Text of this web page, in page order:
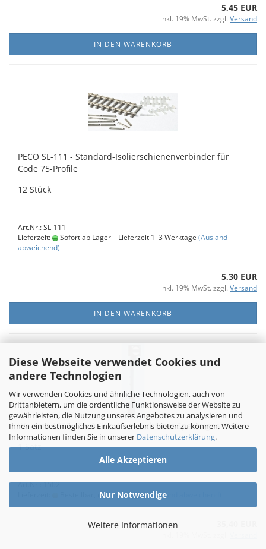
Diese Webseite verwendet Cookies und
andere Technologien
Wir verwenden Cookies und ähnliche Technologien, auch von
Drittanbietern, um die ordentliche Funktionsweise der Website zu
gewährleisten, die Nutzung unseres Angebotes zu analysieren und
Ihnen ein bestmögliches Einkaufserlebnis bieten zu können. Weitere
Informationen finden Sie in unserer Datenschutzerklärung.
Alle Akzeptieren
Nur Notwendige
Weitere Informationen
5,45 EUR
inkl. 19% MwSt. zzgl. Versand
IN DEN WARENKORB
PECO SL-111 - Standard-Isolierschienenverbinder für
Code 75-Profile
12 Stück
Art.Nr.: SL-111
Lieferzeit:
Sofort ab Lager – Lieferzeit 1–3 Werktage (Ausland
abweichend)
5,30 EUR
inkl. 19% MwSt. zzgl. Versand
IN DEN WARENKORB
Weinert 1502 - Sh 0 / Sh 1 beleuchtetes Sperrsignal (H0)
1 Satz
Art.Nr.: 1502
Bestellbar, nicht am Lager(Ausland abweichend)